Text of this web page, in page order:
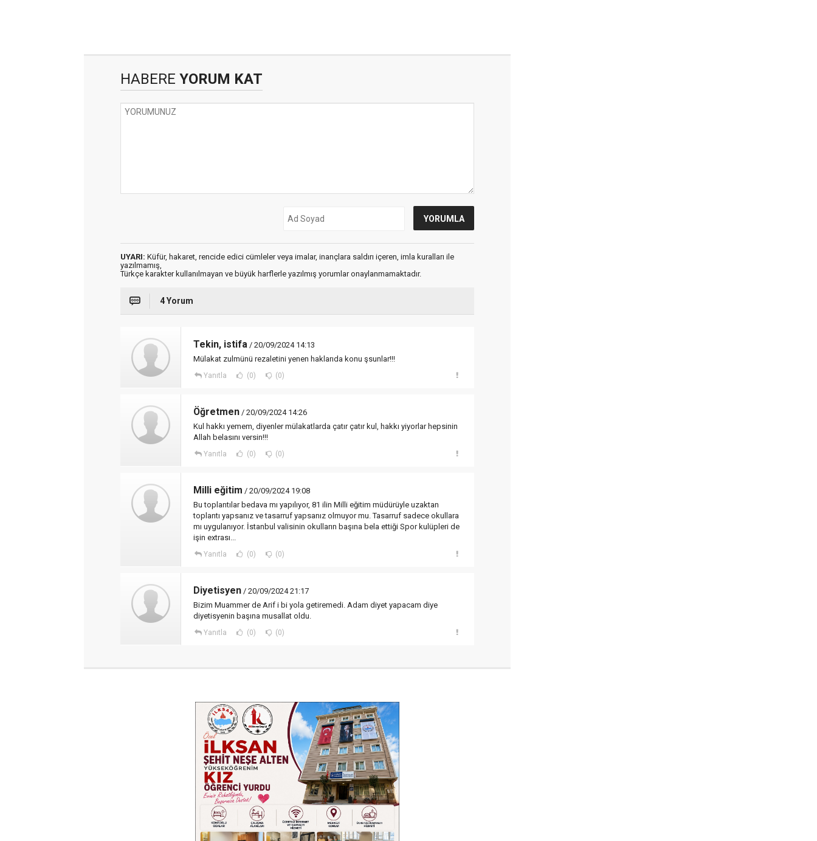
HABERE YORUM KAT
UYARI: Küfür, hakaret, rencide edici cümleler veya imalar, inançlara saldırı içeren, imla kuralları ile
yazılmamış,
Türkçe karakter kullanılmayan ve büyük harflerle yazılmış yorumlar onaylanmamaktadır.
4 Yorum
Tekin, istifa / 20/09/2024 14:13
Mülakat zulmünü rezaletini yenen haklarıda konu şsunlar!!!
Yanıtla (0) (0)
Öğretmen / 20/09/2024 14:26
Kul hakkı yemem, diyenler mülakatlarda çatır çatır kul, hakkı yiyorlar hepsinin
Allah belasını versin!!!
Yanıtla (0) (0)
Milli eğitim / 20/09/2024 19:08
Bu toplantılar bedava mı yapılıyor, 81 ilin Milli eğitim müdürüyle uzaktan
toplantı yapsanız ve tasarruf yapsanız olmuyor mu. Tasarruf sadece okullara
mı uygulanıyor. İstanbul valisinin okulların başına bela ettiği Spor kulüpleri de
işin extrası...
Yanıtla (0) (0)
Diyetisyen / 20/09/2024 21:17
Bizim Muammer de Arif i bi yola getiremedi. Adam diyet yapacam diye
diyetisyenin başına musallat oldu.
Yanıtla (0) (0)